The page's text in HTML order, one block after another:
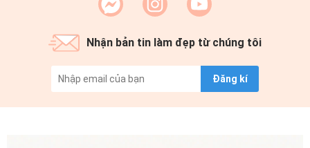
Nhận bản tin làm đẹp từ chúng tôi
Đăng kí